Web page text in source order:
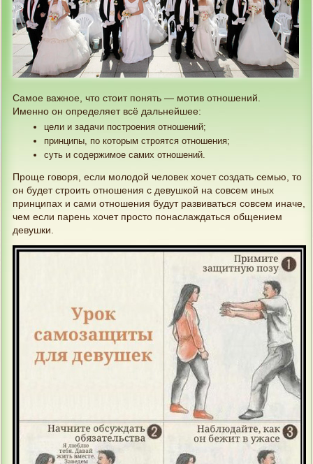
Самое важное, что стоит понять — мотив отношений.
Именно он определяет всё дальнейшее:
цели и задачи построения отношений;
принципы, по которым строятся отношения;
суть и содержимое самих отношений.
Проще говоря, если молодой человек хочет создать семью, то
он будет строить отношения с девушкой на совсем иных
принципах и сами отношения будут развиваться совсем иначе,
чем если парень хочет просто понаслаждаться общением
девушки.